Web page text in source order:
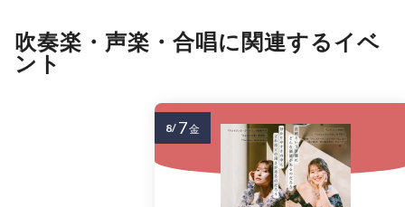
吹奏楽・声楽・合唱に関連するイベ
ント
8/ 7金